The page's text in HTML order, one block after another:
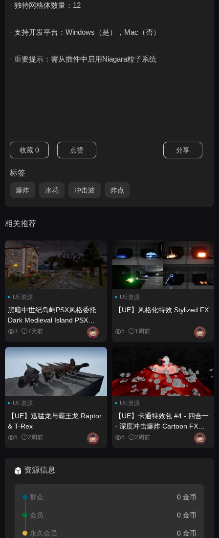
· 独特网格体数量：12
· 支持开发平台：Windows（是），Mac（否）
· 重要提示：需从插件中启用Niagara粒子系统
收藏 0 点赞 分享
标签
爆炸 水花 冲击波 炸点
相关推荐
UE资源
黑暗中世纪岛屿PSX风格委托
Dark Medieval Island PSX
Commission
3 7天前
UE资源
【UE】风格化特效 Stylized FX
5 1周前
UE资源
【UE】迅猛龙与霸王龙 Raptor
& T-Rex
5 2周前
UE资源
【UE】卡通特效包 #4 - 四合一
- 深度冲击爆炸 Cartoon FX
Pack #4 - 4 in 1 - Deep Impact
5 2周前
资源信息
群众 0 金币
会员 0 金币
永久会员 0 金币